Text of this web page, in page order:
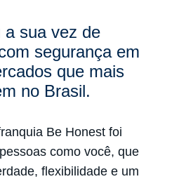
a sua vez de
segurança em
que mais
no Brasil.
Be Honest foi
como você, que
flexibilidade e um